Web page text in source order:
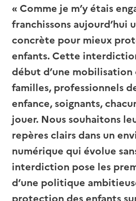
« Comme je m’y étais
franchissons aujourd’hui
concrète pour mieux
enfants. Cette
début d’une
familles, professionnels
enfance, soignants,
jouer. Nous souhaitons
repères clairs dans un
numérique qui évolue
interdiction pose les
d’une politique